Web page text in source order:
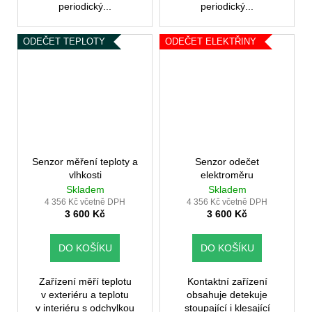
periodický... periodický...
ODEČET TEPLOTY
Senzor měření teploty a
vlhkosti
Skladem
4 356 Kč včetně DPH
3 600 Kč
DO KOŠÍKU
Zařízení měří teplotu
v exteriéru a teplotu
v interiéru s odchylkou
ODEČET ELEKTŘINY
Senzor odečet
elektroměru
Skladem
4 356 Kč včetně DPH
3 600 Kč
DO KOŠÍKU
Kontaktní zařízení
obsahuje detekuje
stoupající i klesající